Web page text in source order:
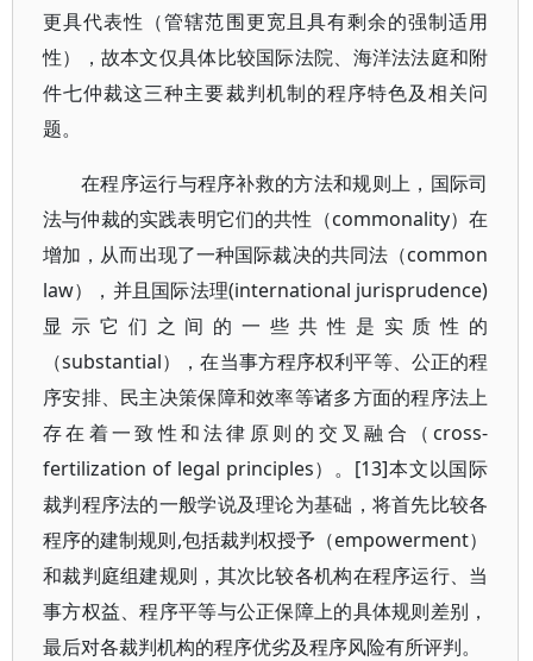
更具代表性（管辖范围更宽且具有剩余的强制适用
性），故本文仅具体比较国际法院、海洋法法庭和附
件七仲裁这三种主要裁判机制的程序特色及相关问
题。
在程序运行与程序补救的方法和规则上，国际司
法与仲裁的实践表明它们的共性（commonality）在
增加，从而出现了一种国际裁决的共同法（common
law），并且国际法理(international jurisprudence)
显示它们之间的一些共性是实质性的
（substantial），在当事方程序权利平等、公正的程
序安排、民主决策保障和效率等诸多方面的程序法上
存在着一致性和法律原则的交叉融合（cross-
fertilization of legal principles）。[13]本文以国际
裁判程序法的一般学说及理论为基础，将首先比较各
程序的建制规则,包括裁判权授予（empowerment）
和裁判庭组建规则，其次比较各机构在程序运行、当
事方权益、程序平等与公正保障上的具体规则差别，
最后对各裁判机构的程序优劣及程序风险有所评判。